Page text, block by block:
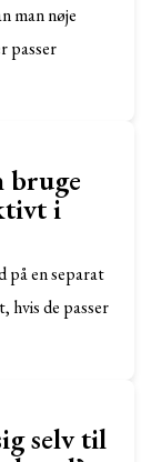
man nøje
passer
bruge
i
på en separat
hvis de passer
selv til